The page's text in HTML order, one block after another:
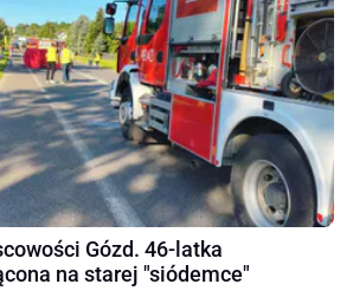
Gózd. 46-latka
na starej "siódemce"